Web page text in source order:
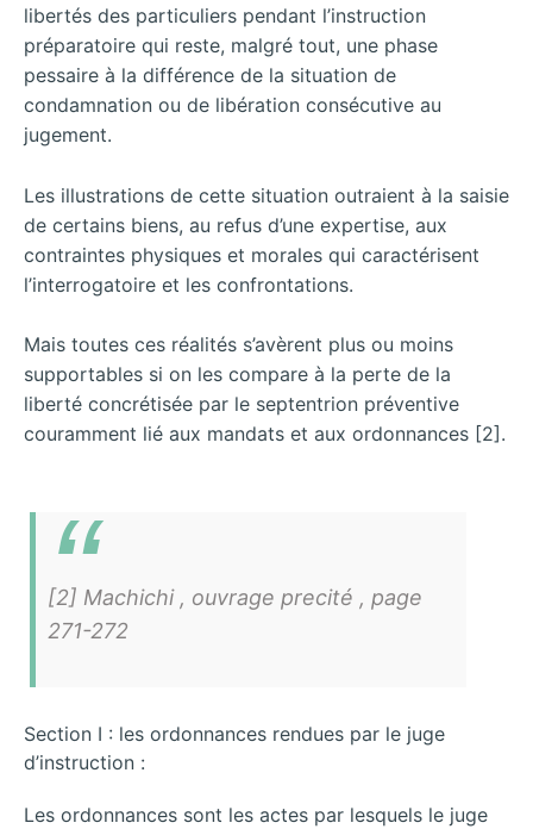
libertés des particuliers pendant l’instruction
préparatoire qui reste, malgré tout, une phase
pessaire à la différence de la situation de
condamnation ou de libération consécutive au
jugement.
Les illustrations de cette situation outraient à la saisie
de certains biens, au refus d’une expertise, aux
contraintes physiques et morales qui caractérisent
l’interrogatoire et les confrontations.
Mais toutes ces réalités s’avèrent plus ou moins
supportables si on les compare à la perte de la
liberté concrétisée par le septentrion préventive
couramment lié aux mandats et aux ordonnances [2].
[2] Machichi , ouvrage precité , page
271-272
Section I : les ordonnances rendues par le juge
d’instruction :
Les ordonnances sont les actes par lesquels le juge